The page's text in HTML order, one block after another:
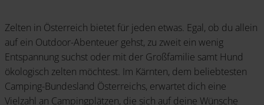
Zelten in Österreich bietet für jeden etwas. Egal, ob du allein
auf ein Outdoor-Abenteuer gehst, zu zweit ein wenig
Entspannung suchst oder mit der Großfamilie samt Hund
ökologisch zelten möchtest. Im Kärnten, dem beliebtesten
Camping-Bundesland Österreichs, erwartet dich eine
Vielzahl an Campingplätzen, die sich auf deine Wünsche